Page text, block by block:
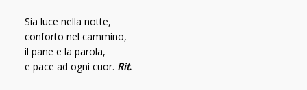
Sia luce nella notte,
conforto nel cammino,
il pane e la parola,
e pace ad ogni cuor. Rit.